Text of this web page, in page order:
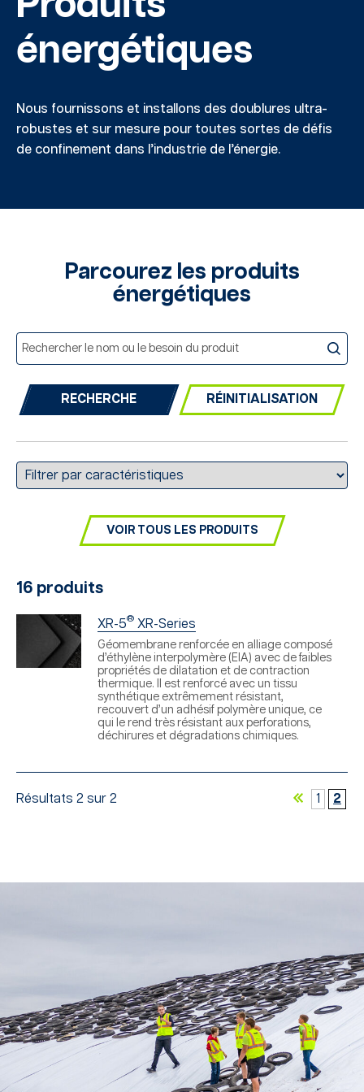
énergétiques
Nous fournissons et installons des doublures ultra-
robustes et sur mesure pour toutes sortes de défis
de confinement dans l’industrie de l’énergie.
Parcourez les produits
énergétiques
RÉINITIALISATION
VOIR TOUS LES PRODUITS
16 produits
XR-5® XR-Series
Géomembrane renforcée en alliage composé
d’éthylène interpolymère (EIA) avec de faibles
propriétés de dilatation et de contraction
thermique. Il est renforcé avec un tissu
synthétique extrêmement résistant,
recouvert d’un adhésif polymère unique, ce
qui le rend très résistant aux perforations,
déchirures et dégradations chimiques.
Résultats 2 sur 2 1 2